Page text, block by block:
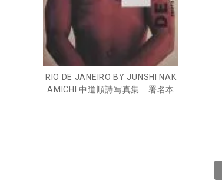
RIO DE JANEIRO BY JUNSHI NAK
AMICHI 中道順詩写真集 署名本